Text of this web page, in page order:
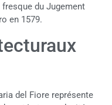
fresque du Jugement
en 1579.
del Fiore représente